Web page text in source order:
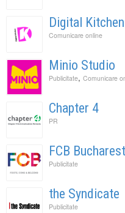
Digital Kitchen
Comunicare online
Minio Studio
Publicitate, Comunicare
Chapter 4
PR
FCB Bucharest
Publicitate
the Syndicate
Publicitate